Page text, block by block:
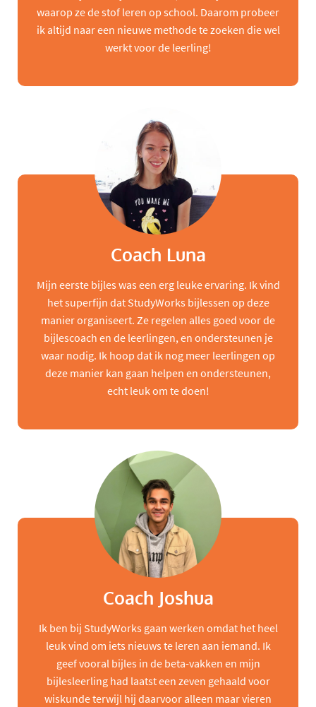
waarop ze de stof leren op school. Daarom probeer
ik altijd naar een nieuwe methode te zoeken die wel
werkt voor de leerling!
Coach Luna
Mijn eerste bijles was een erg leuke ervaring. Ik vind
het superfijn dat StudyWorks bijlessen op deze
manier organiseert. Ze regelen alles goed voor de
bijlescoach en de leerlingen, en ondersteunen je
waar nodig. Ik hoop dat ik nog meer leerlingen op
deze manier kan gaan helpen en ondersteunen,
echt leuk om te doen!
Coach Joshua
Ik ben bij StudyWorks gaan werken omdat het heel
leuk vind om iets nieuws te leren aan iemand. Ik
geef vooral bijles in de beta-vakken en mijn
bijlesleerling had laatst een zeven gehaald voor
wiskunde terwijl hij daarvoor alleen maar vieren